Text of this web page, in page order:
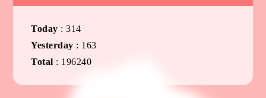
Today :314
Yesterday : 163
Total : 196240